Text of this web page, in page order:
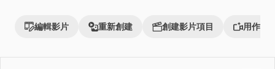
編輯影片 重新創建 創建影片項目 用作參